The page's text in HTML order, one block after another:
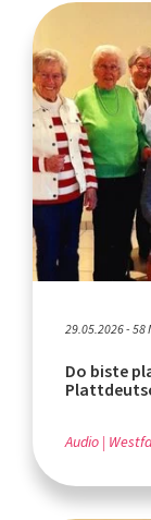
29.05.2026 - 58
Do biste
Audio